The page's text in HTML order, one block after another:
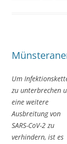
Um
zu unterbrechen
eine weitere
Ausbreitung von
SARS-CoV-2 zu
verhindern, ist es